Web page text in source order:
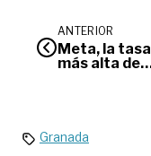
ANTERIOR
Meta, la tasa
más alta de
Granada